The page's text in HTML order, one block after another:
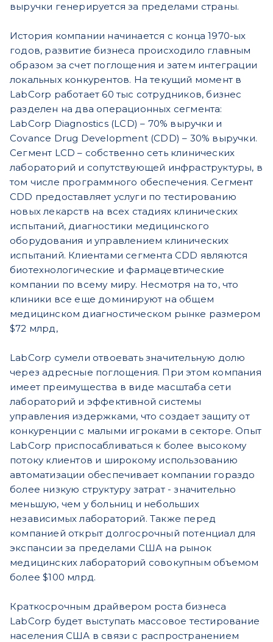
выручки генерируется за пределами страны.
История компании начинается с конца 1970-ых
годов, развитие бизнеса происходило главным
образом за счет поглощения и затем интеграции
локальных конкурентов. На текущий момент в
LabCorp работает 60 тыс сотрудников, бизнес
разделен на два операционных сегмента:
LabCorp Diagnostics (LCD) – 70% выручки и
Covance Drug Development (CDD) – 30% выручки.
Сегмент LCD – собственно сеть клинических
лабораторий и сопутствующей инфраструктуры, в
том числе программного обеспечения. Сегмент
CDD предоставляет услуги по тестированию
новых лекарств на всех стадиях клинических
испытаний, диагностики медицинского
оборудования и управлением клинических
испытаний. Клиентами сегмента CDD являются
биотехнологические и фармацевтические
компании по всему миру. Несмотря на то, что
клиники все еще доминируют на общем
медицинском диагностическом рынке размером
$72 млрд,
LabCorp сумели отвоевать значительную долю
через адресные поглощения. При этом компания
имеет преимущества в виде масштаба сети
лабораторий и эффективной системы
управления издержками, что создает защиту от
конкуренции с малыми игроками в секторе. Опыт
LabCorp приспосабливаться к более высокому
потоку клиентов и широкому использованию
автоматизации обеспечивает компании гораздо
более низкую структуру затрат - значительно
меньшую, чем у больниц и небольших
независимых лабораторий. Также перед
компанией открыт долгосрочный потенциал для
экспансии за пределами США на рынок
медицинских лабораторий совокупным объемом
более $100 млрд.
Краткосрочным драйвером роста бизнеса
LabCorp будет выступать массовое тестирование
населения США в связи с распространением